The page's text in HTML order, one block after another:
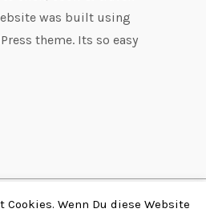
was built using
theme. Its so easy
© 2026 by
Cookies. Wenn Du diese Website